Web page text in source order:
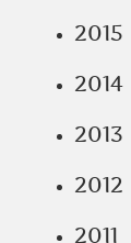
2015
2014
2013
2012
2011